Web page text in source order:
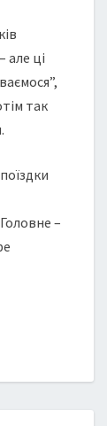
але ці
так
–